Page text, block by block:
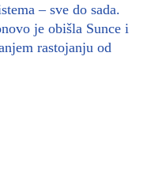
– sve do sada.
je obišla Sunce i
rastojanju od